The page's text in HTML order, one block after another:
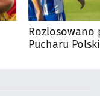
Rozlosowano
Pucharu Polski